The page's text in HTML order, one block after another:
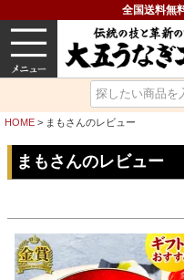
全国送料無
うなぎ 内祝い
HOME まもさんのレビュー
まもさんのレビュー